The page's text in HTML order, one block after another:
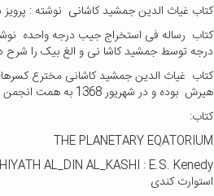
کتاب غیاث الدین جمشید کاشانی نوشته :
کتاب رساله فی استخراج جیب درجه واحده
درجه توسط جمشید کاشا نی و الغ بیک را شرح داده است. و در سال 1387 توسط
کتاب غیاث الدین جمشید کاشانی مخترع
هیرش بوده و در شهریور 1368 به همت انجمن اسلامی دانشجویان دانشکده علوم دانشگاه فردوسی مشهد منتشر شده است.
کتاب:
THE PLANETARY EQATORIUM
استوارت کندی